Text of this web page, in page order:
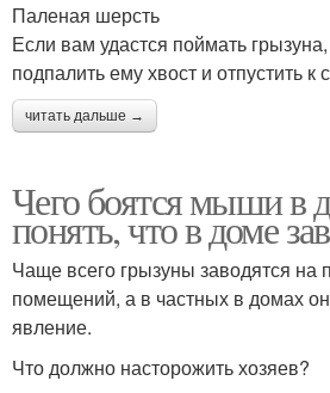
Паленая шерсть
Если вам удастся поймать
подпалить ему хвост и отпустить к
читать дальше →
Чего боятся мыши в
понять, что в доме
Чаще всего грызуны заводятся
помещений, а в частных в домах
явление.
Что должно насторожить хозяев?